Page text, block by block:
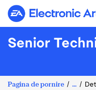
Electronic
Senior
Pagina de pornire ...